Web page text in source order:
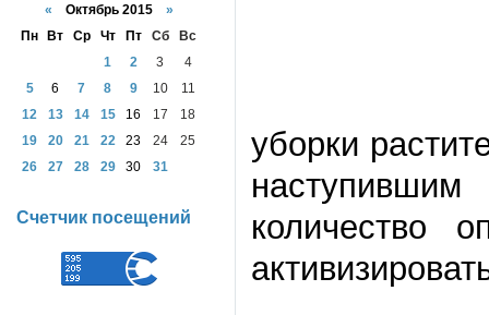
уборки
количество
« Октябрь 2015 »
Пн
Вт Ср Чт Пт Сб
Вс
1
2 3
4
5
6 7 8 9 10
11
12
13 14 15 16 17
18
19
20 21 22 23 24
25
26
27 28 29 30 31
Счетчик посещений